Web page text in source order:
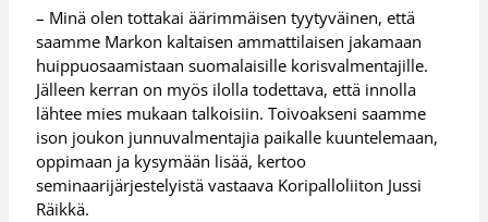
– Minä olen tottakai äärimmäisen tyytyväinen, että
saamme Markon kaltaisen ammattilaisen jakamaan
huippuosaamistaan suomalaisille korisvalmentajille.
Jälleen kerran on myös ilolla todettava, että innolla
lähtee mies mukaan talkoisiin. Toivoakseni saamme
ison joukon junnuvalmentajia paikalle kuuntelemaan,
oppimaan ja kysymään lisää, kertoo
seminaarijärjestelyistä vastaava Koripalloliiton Jussi
Räikkä.